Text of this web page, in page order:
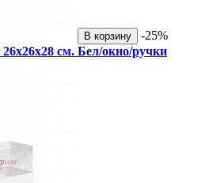
В корзину
-25%
см. Бел/окно/ручки